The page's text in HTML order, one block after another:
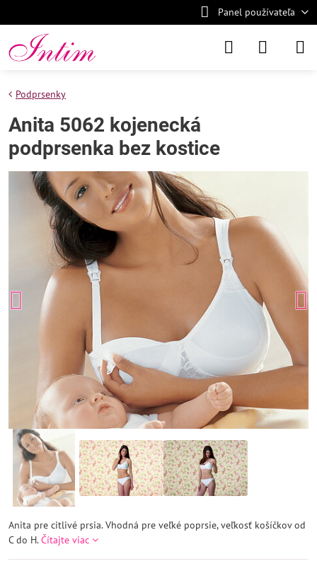
Panel používateľa
Podprsenky
Anita 5062 kojenecká
podprsenka bez kostice
Anita pre citlivé prsia. Vhodná pre veľké poprsie, veľkosť košíčkov od
C do H.Čítajte viac